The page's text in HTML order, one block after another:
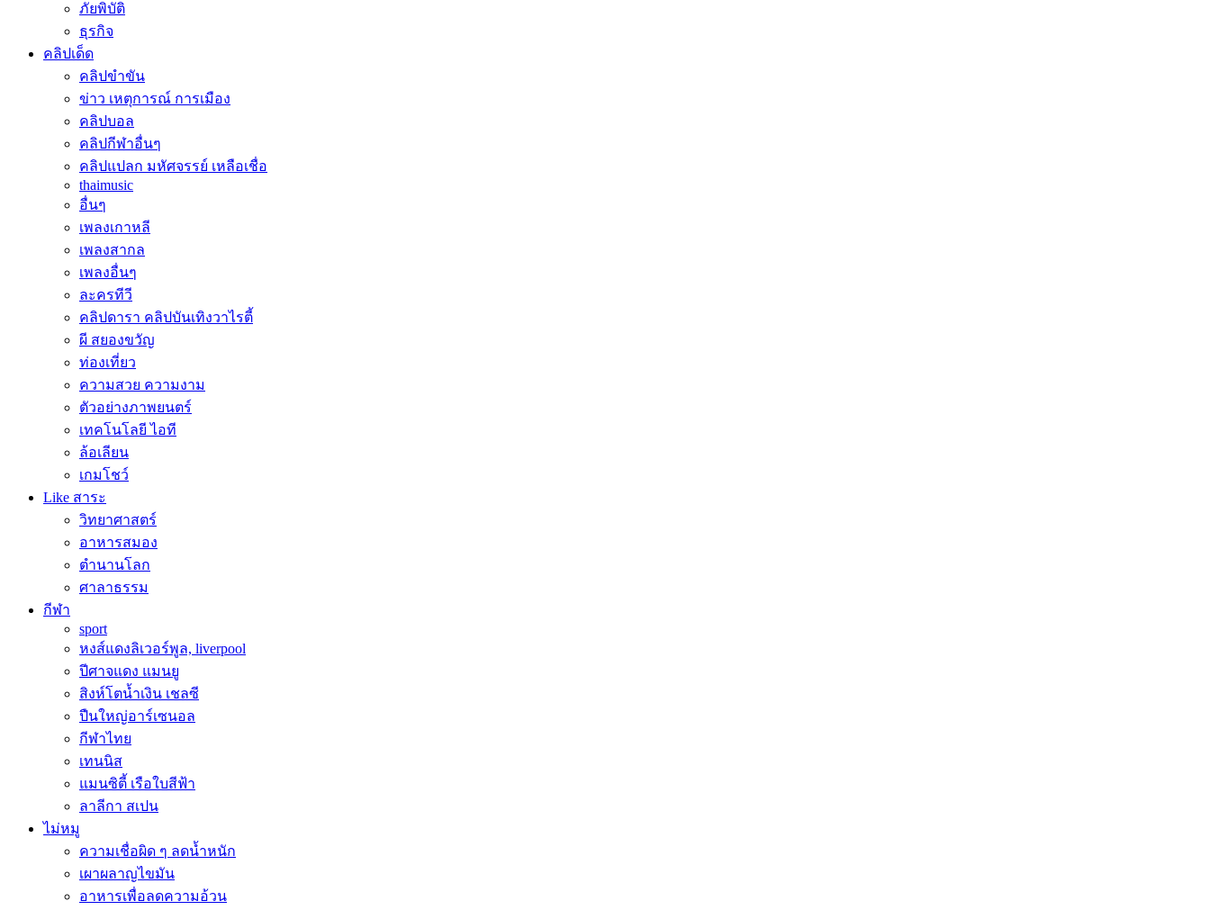
ภัยพิบัติ
ธุรกิจ
คลิปเด็ด
คลิปขำขัน
ข่าว เหตุการณ์ การเมือง
คลิปบอล
คลิปกีฬาอื่นๆ
คลิปแปลก มหัศจรรย์ เหลือเชื่อ
thaimusic
อื่นๆ
เพลงเกาหลี
เพลงสากล
เพลงอื่นๆ
ละครทีวี
คลิปดารา คลิปบันเทิงวาไรตี้
ผี สยองขวัญ
ท่องเที่ยว
ความสวย ความงาม
ตัวอย่างภาพยนตร์
เทคโนโลยี ไอที
ล้อเลียน
เกมโชว์
Like สาระ
วิทยาศาสตร์
อาหารสมอง
ตำนานโลก
ศาลาธรรม
กีฬา
sport
หงส์แดงลิเวอร์พูล, liverpool
ปีศาจแดง แมนยู
สิงห์โตน้ำเงิน เชลซี
ปืนใหญ่อาร์เซนอล
กีฬาไทย
เทนนิส
แมนซิตี้ เรือใบสีฟ้า
ลาลีกา สเปน
ไม่หมู
ความเชื่อผิด ๆ ลดน้ำหนัก
เผาผลาญไขมัน
อาหารเพื่อลดความอ้วน